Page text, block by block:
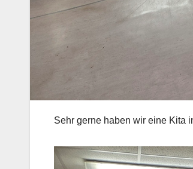
Sehr gerne haben wir eine Kita